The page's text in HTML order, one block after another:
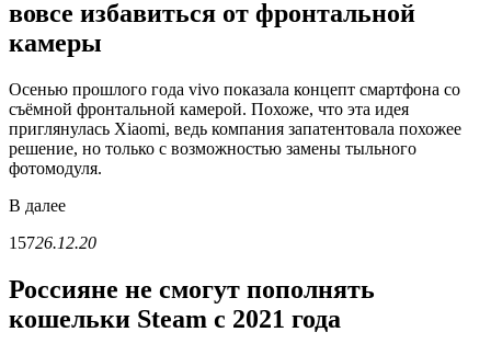
вовсе избавиться от фронтальной
камеры
Осенью прошлого года vivo показала концепт смартфона со
съёмной фронтальной камерой. Похоже, что эта идея
приглянулась Xiaomi, ведь компания запатентовала похожее
решение, но только с возможностью замены тыльного
фотомодуля.
В далее
15726.12.20
Россияне не смогут пополнять
кошельки Steam с 2021 года